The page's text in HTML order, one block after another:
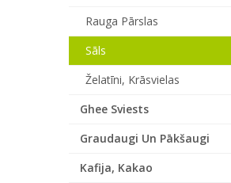
Rauga Pārslas
Sāls
Želatīni, Krāsvielas
Ghee Sviests
Graudaugi Un Pākšaugi
Kafija, Kakao